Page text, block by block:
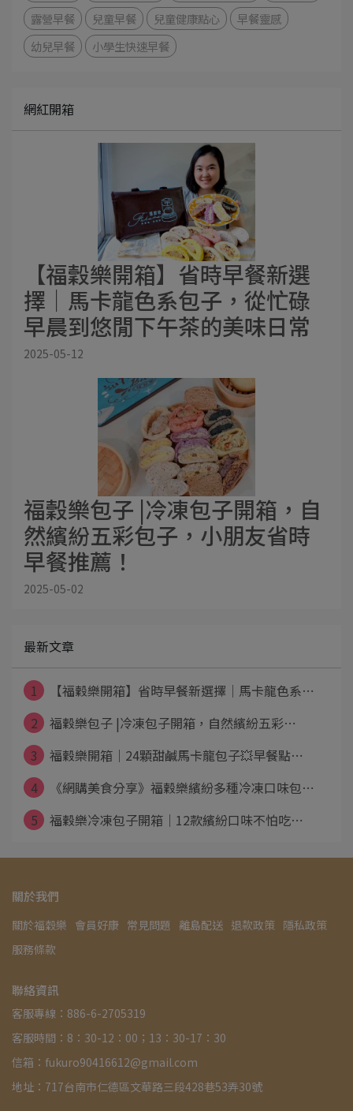
露營早餐
兒童早餐 兒童健康點心
早餐靈感
幼兒早餐
小學生快速早餐
網紅開箱
【福穀樂開箱】省時早餐新選
擇｜馬卡龍色系包子，從忙碌
早晨到悠閒下午茶的美味日常
2025-05-12
福穀樂包子 |冷凍包子開箱，自
然繽紛五彩包子，小朋友省時
早餐推薦！
2025-05-02
最新文章
1
【福穀樂開箱】省時早餐新選擇｜馬卡龍色系⋯
2
福穀樂包子 |冷凍包子開箱，自然繽紛五彩⋯
3
福穀樂開箱｜24顆甜鹹馬卡龍包子💥早餐點⋯
4
《網購美食分享》福穀樂繽紛多種冷凍口味包⋯
5
福穀樂冷凍包子開箱｜12款繽紛口味不怕吃⋯
關於我們
關於福穀樂 會員好康 常見問題 離島配送 退款政策 隱私政策
服務條款
聯絡資訊
客服專線：886-6-2705319
客服時間：8：30-12：00；13：30-17：30
信箱：fukuro90416612@gmail.com
地址：717台南市仁德區文華路三段428巷53弄30號